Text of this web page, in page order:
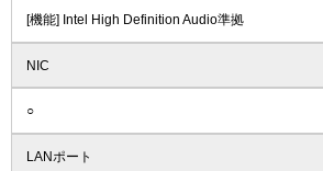
[機能] Intel High Definition Audio準拠
NIC
○
LANポート